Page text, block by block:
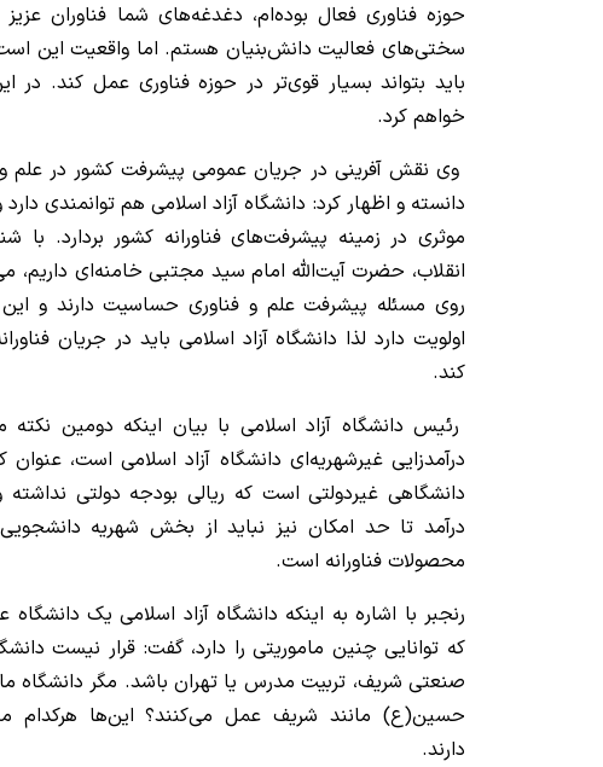
حوزه فناوری فعال بوده‌ام، دغدغه‌های شما فناوران
سختی‌های فعالیت دانش‌بنیان هستم. اما واقعیت این است
خواهم کرد.
وی نقش آفرینی در جریان عمومی پیشرفت کشور در علم و
دانسته و اظهار کرد: دانشگاه آزاد اسلامی هم توانمندی
موثری در زمینه پیشرفت‌های فناورانه کشور بردارد. با
انقلاب، حضرت آیت‌الله امام سید مجتبی خامنه‌ای داریم،
روی مسئله پیشرفت علم و فناوری حساسیت دارند و
اولویت دارد لذا دانشگاه آزاد اسلامی باید در جریان
کند.
رئیس دانشگاه آزاد اسلامی با بیان اینکه دومین
درآمدزایی غیرشهریه‌ای دانشگاه آزاد اسلامی است، عنوان
دانشگاهی غیردولتی است که ریالی بودجه دولتی نداشته
درآمد تا حد امکان نیز نباید از بخش شهریه
محصولات فناورانه است.
رنجبر با اشاره به اینکه دانشگاه آزاد اسلامی یک
که توانایی چنین ماموریتی را دارد، گفت: قرار نیست
صنعتی شریف، تربیت مدرس یا تهران باشد. مگر دانشگاه
حسین(ع) مانند شریف عمل می‌کنند؟ این‌ها هرکدام
دارند.